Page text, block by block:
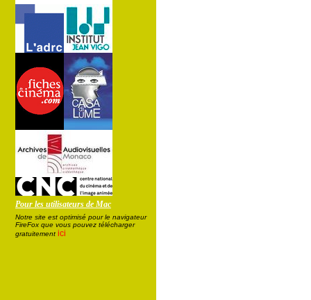
Pour les utilisateurs de Mac
Notre site est optimisé pour le navigateur
FireFox que vous pouvez télécharger
gratuitement ici